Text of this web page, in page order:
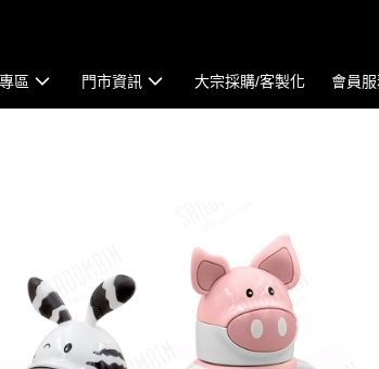
區 門市資訊 大宗採購/客製化 會員